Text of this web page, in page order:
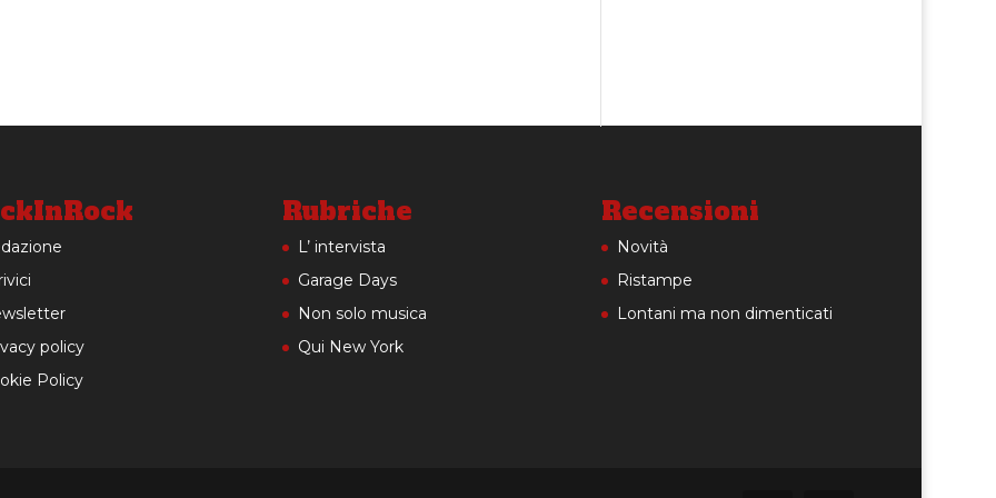
policy
Policy
Rubriche
L’ intervista
Garage Days
Non solo musica
Qui New York
Recensioni
Novità
Ristampe
Lontani ma non dimenticati